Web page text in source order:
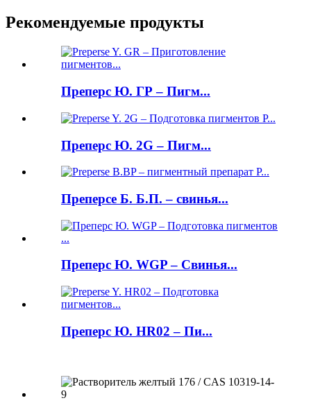
Рекомендуемые продукты
Преперс Ю. ГР – Пигм...
Преперс Ю. 2G – Пигм...
Преперсе Б. Б.П. – свинья...
Преперс Ю. WGP – Свинья...
Преперс Ю. HR02 – Пи...